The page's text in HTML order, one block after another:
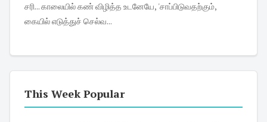
சரி... காலையில் கண் விழித்த உடனேயே, 'சாப்பிடுவதற்கும்,
கையில் எடுத்துச் செல்வ...
This Week Popular